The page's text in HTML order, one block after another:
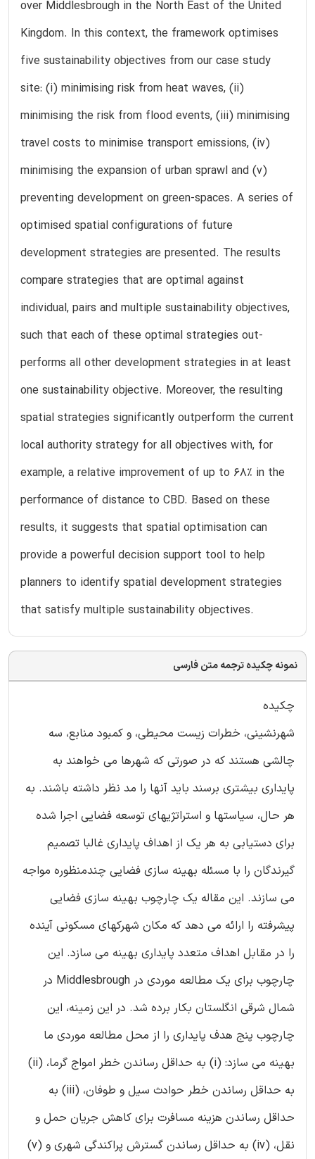
over Middlesbrough in the North East of the United
Kingdom. In this context, the framework optimises
five sustainability objectives from our case study
site: (i) minimising risk from heat waves, (ii)
minimising the risk from flood events, (iii) minimising
travel costs to minimise transport emissions, (iv)
minimising the expansion of urban sprawl and (v)
preventing development on green-spaces. A series of
optimised spatial configurations of future
development strategies are presented. The results
compare strategies that are optimal against
individual, pairs and multiple sustainability objectives,
such that each of these optimal strategies out-
performs all other development strategies in at least
one sustainability objective. Moreover, the resulting
spatial strategies significantly outperform the current
local authority strategy for all objectives with, for
example, a relative improvement of up to 68% in the
performance of distance to CBD. Based on these
results, it suggests that spatial optimisation can
provide a powerful decision support tool to help
planners to identify spatial development strategies
that satisfy multiple sustainability objectives.
نمونه چکیده ترجمه متن فارسی
چکیده
شهرنشینی، خطرات زیست محیطی، و کمبود منابع، سه
چالشی هستند که در صورتی که شهرها می خواهند به
پایداری بیشتری برسند باید آنها را مد نظر داشته باشند. به
هر حال، سیاستها و استراتژیهای توسعه فضایی اجرا شده
برای دستیابی به هر یک از اهداف پایداری غالبا تصمیم
گیرندگان را با مسئله بهینه سازی فضایی چندمنظوره مواجه
می سازند. این مقاله یک چارچوب بهینه سازی فضایی
پیشرفته را ارائه می دهد که مکان شهرکهای مسکونی آینده
را در مقابل اهداف متعدد پایداری بهینه می سازد. این
چارچوب برای یک مطالعه موردی در Middlesbrough در
شمال شرقی انگلستان بکار برده شد. در این زمینه، این
چارچوب پنج هدف پایداری را از محل مطالعه موردی ما
بهینه می سازد: (i) به حداقل رساندن خطر امواج گرما، (ii)
به حداقل رساندن خطر حوادث سیل و طوفان، (iii) به
حداقل رساندن هزینه مسافرت برای کاهش جریان حمل و
نقل، (iv) به حداقل رساندن گسترش پراکندگی شهری و (v)